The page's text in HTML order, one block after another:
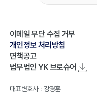
이메일 무단 수집 거부
개인정보 처리방침
면책공고
법무법인 YK브로슈어
대표변호사 : 강경훈